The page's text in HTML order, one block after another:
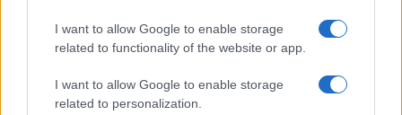
I want to allow Google to enable storage
related to functionality of the website or app.
I want to allow Google to enable storage
related to personalization.
Facebook
Prima Pagina
Giornale dello